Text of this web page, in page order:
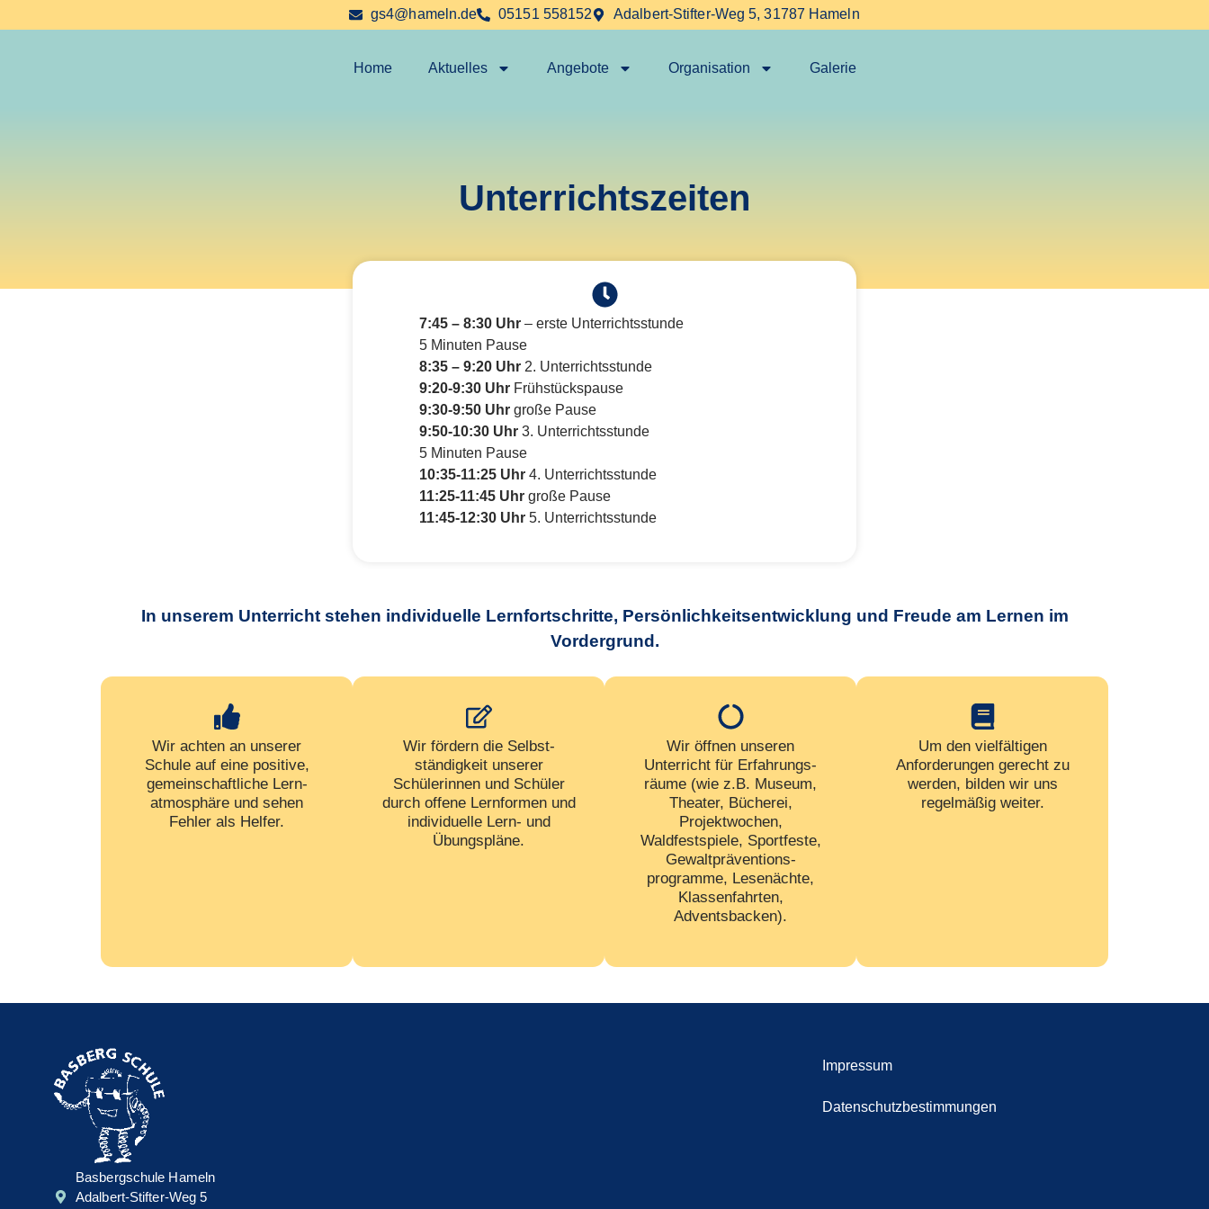
gs4@hameln.de 05151 558152 Adalbert-Stifter-Weg 5, 31787 Hameln
Home Aktuelles Angebote Organisation Galerie
Unterrichtszeiten
7:45 – 8:30 Uhr – erste Unterrichtsstunde
5 Minuten Pause
8:35 – 9:20 Uhr2. Unterrichtsstunde
9:20-9:30 UhrFrühstückspause
9:30-9:50 Uhrgroße Pause
9:50-10:30 Uhr 3. Unterrichtsstunde
5 Minuten Pause
10:35-11:25 Uhr 4. Unterrichtsstunde
11:25-11:45 Uhrgroße Pause
11:45-12:30 Uhr5. Unterrichtsstunde
In unserem Unterricht stehen individuelle Lernfortschritte, Persönlichkeitsentwicklung und Freude am Lernen im
Vordergrund.
Wir achten an unserer
Schule auf eine positive,
gemein­schaftliche Lern­
atmosphäre und sehen
Fehler als Helfer.
Wir fördern die Selbst­
ständigkeit unserer
Schülerinnen und Schüler
durch offene Lernformen und
individuelle Lern- und
Übungspläne.
Wir öffnen unseren
Unterricht für Erfahrungs­
räume (wie z.B. Museum,
Theater, Bücherei,
Projektwochen,
Waldfestspiele, Sportfeste,
Gewalt­präventions­
programme, Lesenächte,
Klassenfahrten,
Adventsbacken).
Um den vielfältigen
Anforderungen gerecht zu
werden, bilden wir uns
regelmäßig weiter.
Basbergschule Hameln
Adalbert-Stifter-Weg 5
Impressum
Datenschutzbestimmungen